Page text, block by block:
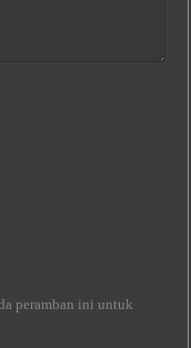
peramban ini untuk